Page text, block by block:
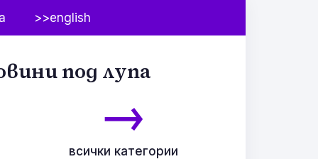
>>english
под лупа
→
всички категории